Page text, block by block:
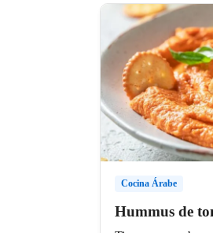
Cocina Árabe
Hummus de